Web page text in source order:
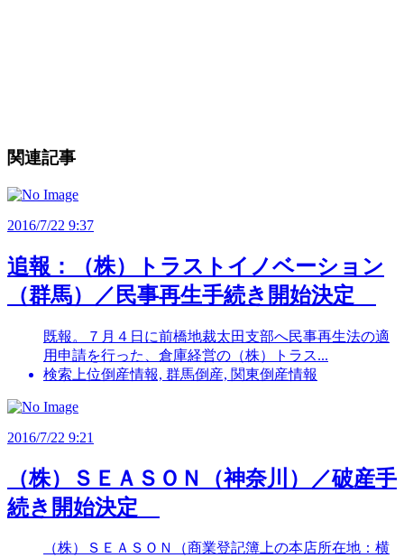
関連記事
2016/7/22 9:37
追報：（株）トラストイノベーション
（群馬）／民事再生手続き開始決定
既報。７月４日に前橋地裁太田支部へ民事再生法の適
用申請を行った、倉庫経営の（株）トラス...
検索上位倒産情報, 群馬倒産, 関東倒産情報
2016/7/22 9:21
（株）ＳＥＡＳＯＮ（神奈川）／破産手
続き開始決定
（株）ＳＥＡＳＯＮ（商業登記簿上の本店所在地：横